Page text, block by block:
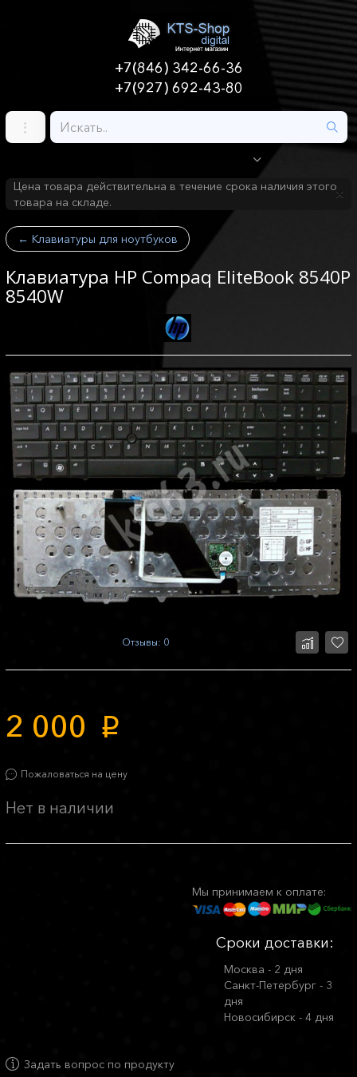
+7(846) 342-66-36
+7(927) 692-43-80
Цена товара действительна в течение срока наличия этого
товара на складе.
← Клавиатуры для ноутбуков
Клавиатура HP Compaq EliteBook 8540P
8540W
Отзывы: 0
2 000 p
Пожаловаться на цену
Нет в наличии
Мы принимаем к оплате:
Сроки доставки:
Москва - 2 дня
Санкт-Петербург - 3
дня
Новосибирск - 4 дня
Задать вопрос по продукту